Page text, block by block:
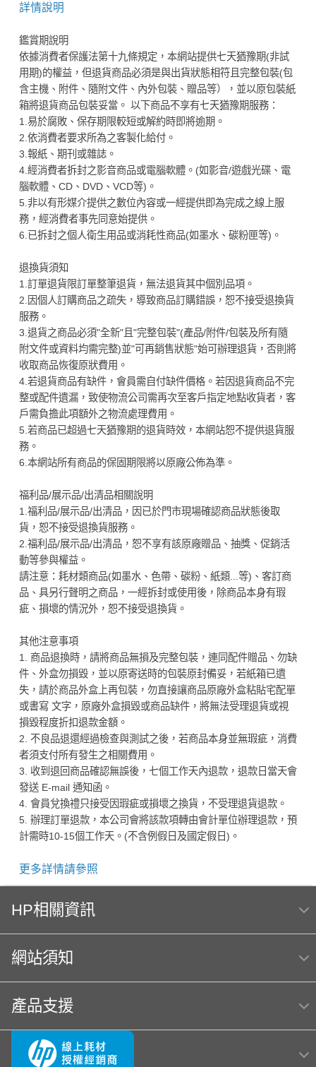
詳情說明
鑑賞期說明
依據消費者保護法第十九條規定，本網站提供七天猶豫期(非試
用期)的權益，但退貨商品必須是與出貨狀態相符且完整包裝(包
含主機、附件、隨附文件、內外包裝、贈品等），並以原包裝紙
箱將退貨商品包裝妥當。 以下商品不享有七天猶豫期服務：
1.易於腐敗、保存期限較短或解約時即將逾期。
2.依消費者要求所為之客製化給付。
3.報紙、期刊或雜誌。
4.經消費者拆封之影音商品或電腦軟體。(如影音/遊戲光碟、電
腦軟體、CD、DVD、VCD等)。
5.非以有形媒介提供之數位內容或一經提供即為完成之線上服
務，經消費者事先同意始提供。
6.已拆封之個人衛生用品或消耗性商品(如墨水、碳粉匣等)。
退換貨須知
1.訂單退貨限訂單整筆退貨，無法退貨其中個別品項。
2.因個人訂購商品之疏失，導致商品訂購錯誤，恕不接受退換貨
服務。
3.退貨之商品必須"全新"且"完整包裝"(產品/附件/包裝及所有隨
附文件或資料均需完整)並"可再銷售狀態"始可辦理退貨，否則將
收取商品恢復原狀費用。
4.若退貨商品有缺件，會員需自付缺件價格。若因退貨商品不完
整或配件遺漏，致使物流公司需再次至客戶指定地點收貨者，客
戶需負擔此項額外之物流處理費用。
5.若商品已超過七天猶豫期的退貨時效，本網站恕不提供退貨服
務。
6.本網站所有商品的保固期限將以原廠公佈為準。
福利品/展示品/出清品相關說明
1.福利品/展示品/出清品，因已於門市現場確認商品狀態後取
貨，恕不接受退換貨服務。
2.福利品/展示品/出清品，恕不享有該原廠贈品、抽獎、促銷活
動等參與權益。
請注意：耗材類商品(如墨水、色帶、碳粉、紙類...等)、客訂商
品、具另行聲明之商品，一經拆封或使用後，除商品本身有瑕
疵、損壞的情況外，恕不接受退換貨。
其他注意事項
1. 商品退換時，請將商品無損及完整包裝，連同配件贈品、勿缺
件、外盒勿損毀，並以原寄送時的包裝原封備妥，若紙箱已遺
失，請於商品外盒上再包裝，勿直接讓商品原廠外盒粘貼宅配單
或書寫 文字，原廠外盒損毀或商品缺件，將無法受理退貨或視
損毀程度折扣退款金額。
2. 不良品退還經過檢查與測試之後，若商品本身並無瑕疵，消費
者須支付所有發生之相關費用。
3. 收到退回商品確認無誤後，七個工作天內退款，退款日當天會
發送 E-mail 通知函。
4. 會員兌換禮只接受因瑕疵或損壞之換貨，不受理退貨退款。
5. 辦理訂單退款，本公司會將該款項轉由會計單位辦理退款，預
計需時10-15個工作天。(不含例假日及國定假日)。
更多詳情請參照
HP相關資訊
網站須知
產品支援